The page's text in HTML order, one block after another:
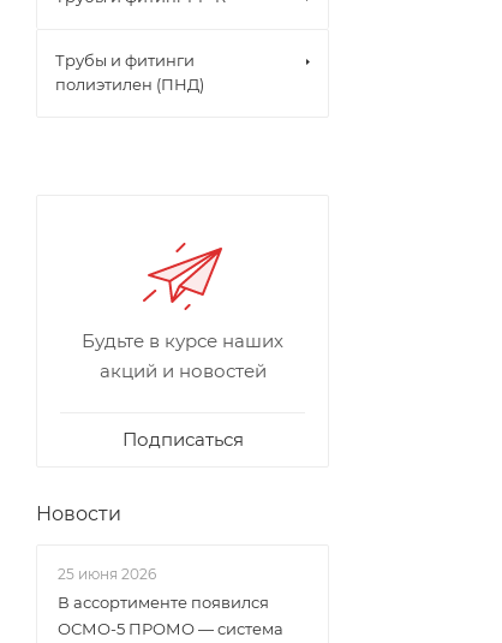
Трубы и фитинги
полиэтилен (ПНД)
Будьте в курсе наших
акций и новостей
Подписаться
Новости
25 июня 2026
В ассортименте появился
ОСМО-5 ПРОМО — система